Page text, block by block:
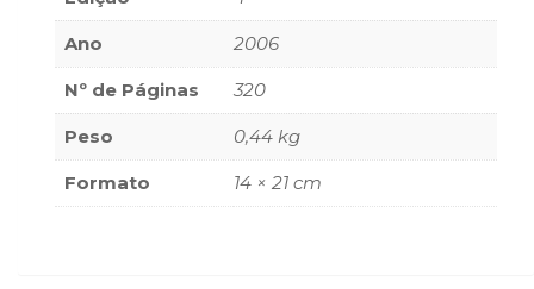
Empresarial
(31)
Religião,
Espiritualidade,
Filosofia
(63)
Ano 2006
Nº de Páginas 320
Peso 0,44 kg
Formato 14 × 21 cm